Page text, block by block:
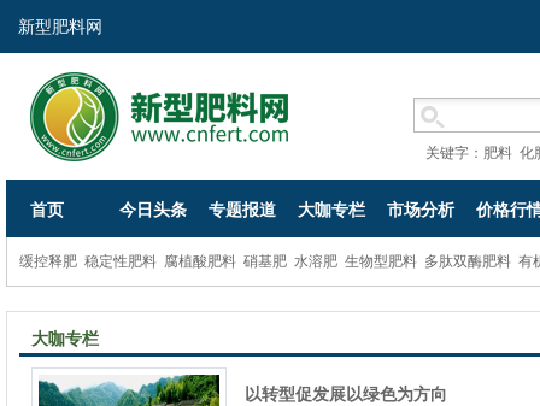
新型肥料网
关键字： 肥料 化
首页 今日头条 专题报道 大咖专栏 市场分析 价格行
缓控释肥 稳定性肥料 腐植酸肥料 硝基肥 水溶肥 生物型肥料 多肽双酶肥料 有
大咖专栏
以转型促发展以绿色为方向